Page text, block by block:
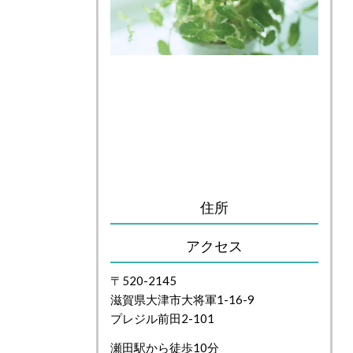
住所
アクセス
〒520-2145
滋賀県大津市大将軍1-16-9
プレジル前田2-101
瀬田駅から徒歩10分